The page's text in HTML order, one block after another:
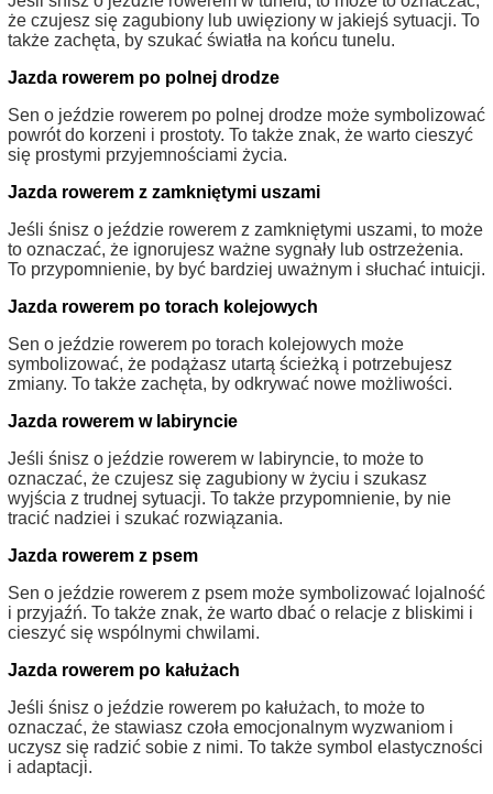
że czujesz się zagubiony lub uwięziony w jakiejś sytuacji. To
także zachęta, by szukać światła na końcu tunelu.
Jazda rowerem po polnej drodze
Sen o jeździe rowerem po polnej drodze może symbolizować
powrót do korzeni i prostoty. To także znak, że warto cieszyć
się prostymi przyjemnościami życia.
Jazda rowerem z zamkniętymi uszami
Jeśli śnisz o jeździe rowerem z zamkniętymi uszami, to może
to oznaczać, że ignorujesz ważne sygnały lub ostrzeżenia.
To przypomnienie, by być bardziej uważnym i słuchać intuicji.
Jazda rowerem po torach kolejowych
Sen o jeździe rowerem po torach kolejowych może
symbolizować, że podążasz utartą ścieżką i potrzebujesz
zmiany. To także zachęta, by odkrywać nowe możliwości.
Jazda rowerem w labiryncie
Jeśli śnisz o jeździe rowerem w labiryncie, to może to
oznaczać, że czujesz się zagubiony w życiu i szukasz
wyjścia z trudnej sytuacji. To także przypomnienie, by nie
tracić nadziei i szukać rozwiązania.
Jazda rowerem z psem
Sen o jeździe rowerem z psem może symbolizować lojalność
i przyjaźń. To także znak, że warto dbać o relacje z bliskimi i
cieszyć się wspólnymi chwilami.
Jazda rowerem po kałużach
Jeśli śnisz o jeździe rowerem po kałużach, to może to
oznaczać, że stawiasz czoła emocjonalnym wyzwaniom i
uczysz się radzić sobie z nimi. To także symbol elastyczności
i adaptacji.